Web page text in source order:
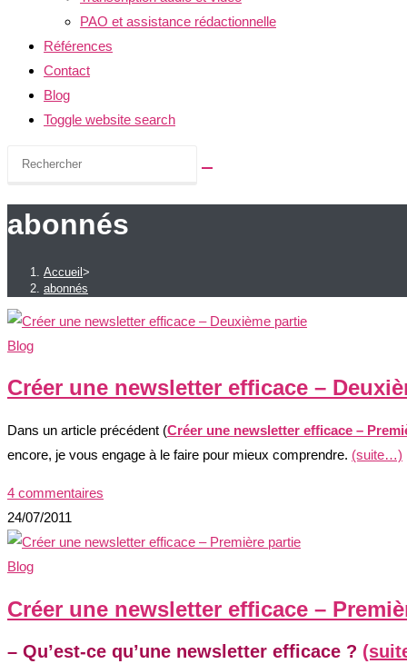
PAO et assistance rédactionnelle
Références
Contact
Blog
Toggle website search
abonnés
Accueil >
abonnés
Blog
Créer une newsletter efficace –
Dans un article précédent (Créer une newsletter efficace –
encore, je vous engage à le faire pour mieux comprendre. (suite…)
4 commentaires
24/07/2011
Blog
Créer une newsletter efficace –
– Qu’est-ce qu’une newsletter efficace ?